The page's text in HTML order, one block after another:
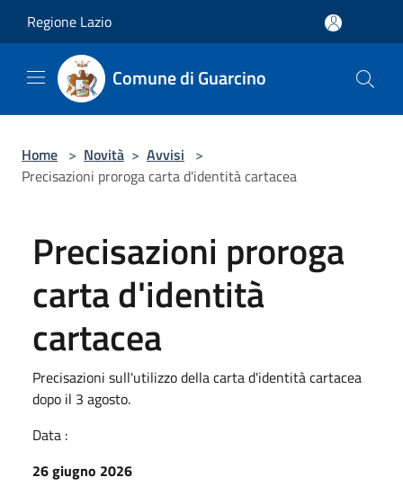
Regione Lazio
Comune di Guarcino
Home > Novità > Avvisi >
Precisazioni proroga carta d'identità cartacea
Precisazioni proroga
carta d'identità
cartacea
Precisazioni sull'utilizzo della carta d'identità cartacea
dopo il 3 agosto.
Data :
26 giugno 2026